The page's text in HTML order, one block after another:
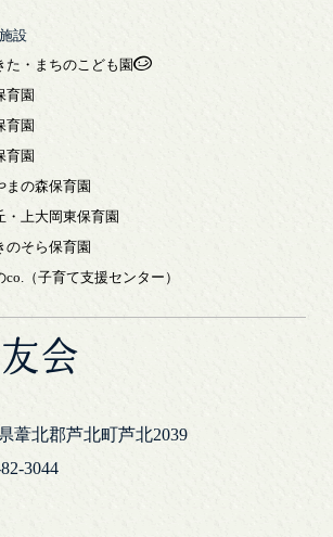
会
葦北郡芦北町芦北2039
3044
設
た・まちのこども園
育園
育園
育園
まの森保育園
・上大岡東保育園
のそら保育園
co.（子育て支援センター）